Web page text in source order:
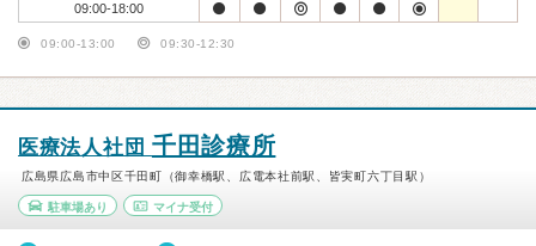
09:00-18:00
09:00-13:00 09:30-12:30
医療法人社団 千田診療所
広島県広島市中区千田町（御幸橋駅、広電本社前駅、皆実町六丁目駅）
駐車場あり マイナ受付